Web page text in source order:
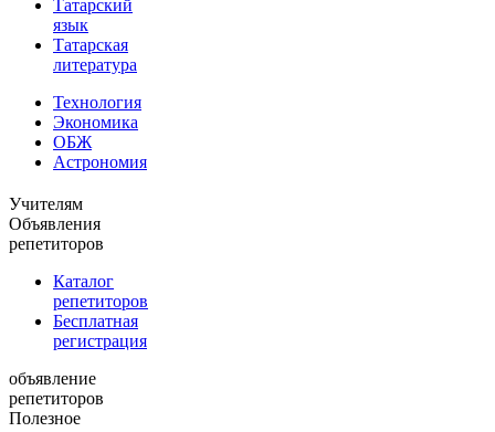
Татарский
язык
Татарская
литература
Технология
Экономика
ОБЖ
Астрономия
Учителям
Объявления
репетиторов
Каталог
репетиторов
Бесплатная
регистрация
объявление
репетиторов
Полезное